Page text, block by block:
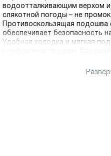
водоотталкивающим верхом
слякотной погоды – не
Противоскользящая подошва
обеспечивает безопасность
Удобная колодка и мягкая